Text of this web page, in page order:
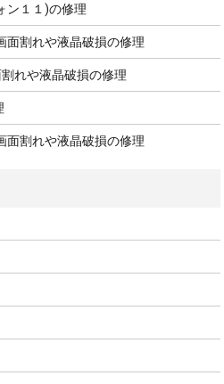
ン１１)の修理
面割れや液晶破損の修理
れや液晶破損の修理
面割れや液晶破損の修理